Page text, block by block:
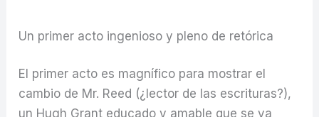
Un primer acto ingenioso y pleno de retórica
El primer acto es magnífico para mostrar el
cambio de Mr. Reed (¿lector de las escrituras?),
un Hugh Grant educado y amable que se va